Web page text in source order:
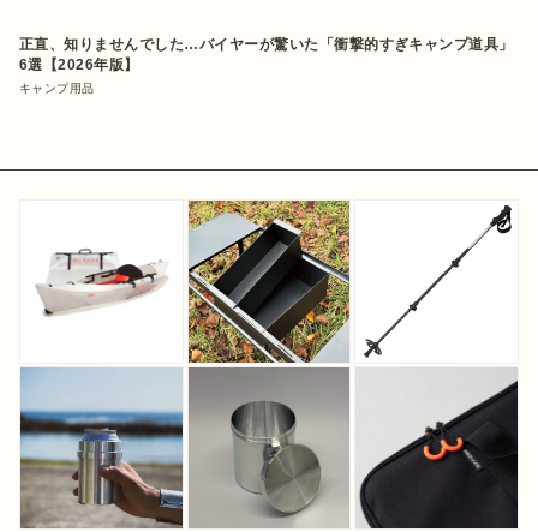
正直、知りませんでした…バイヤーが驚いた「衝撃的すぎキャンプ道具」
6選【2026年版】
キャンプ用品